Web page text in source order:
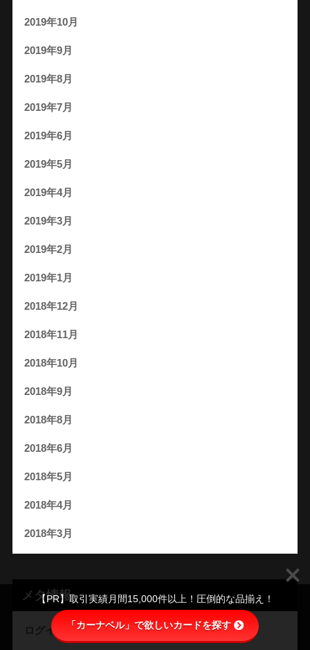
2019年10月
2019年9月
2019年8月
2019年7月
2019年6月
2019年5月
2019年4月
2019年3月
2019年2月
2019年1月
2018年12月
2018年11月
2018年10月
2018年9月
2018年8月
2018年6月
2018年5月
2018年4月
2018年3月
メタ情報
ログイン
【PR】取引実績月間15,000件以上！圧倒的な品揃え！
「カーナベル」で欲しいカードを探す